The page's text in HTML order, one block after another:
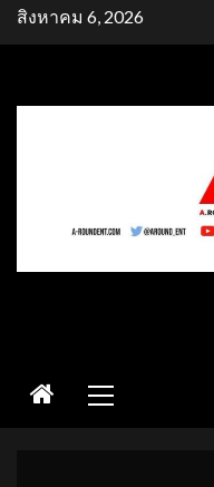
Skipสิงหาคม 6, 2026
Menu